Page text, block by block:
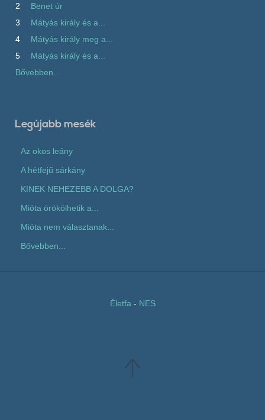
2
Benet úr
3
Mátyás király és a...
4
Mátyás király meg a...
5
Mátyás király és a...
Bővebben...
Legújabb mesék
Az okos leány
A hétfejű sárkány
KINEK NEHEZEBB A DOLGA?
Mióta örökölhetik a...
Mióta nem választanak...
Bővebben...
Életfa - NES